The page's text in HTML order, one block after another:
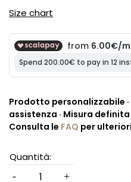
Size chart
Prodotto personalizzabile
assistenza · Misura
Consulta le FAQ per
Quantità: